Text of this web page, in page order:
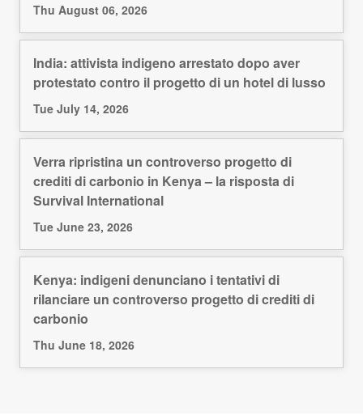
Thu August 06, 2026
India: attivista indigeno arrestato dopo aver
protestato contro il progetto di un hotel di lusso
Tue July 14, 2026
Verra ripristina un controverso progetto di
crediti di carbonio in Kenya – la risposta di
Survival International
Tue June 23, 2026
Kenya: indigeni denunciano i tentativi di
rilanciare un controverso progetto di crediti di
carbonio
Thu June 18, 2026